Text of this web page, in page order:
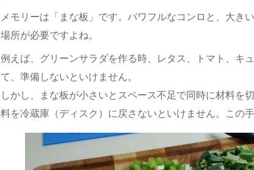
メモリーは「まな板」です。パワフルなコンロと、大き
場所が必要ですよね。
例えば、グリーンサラダを作る時、レタス、トマト、キ
て、準備しないといけません。
しかし、まな板が小さいとスペース不足で同時に材料を
料を冷蔵庫（ディスク）に戻さないといけません。この